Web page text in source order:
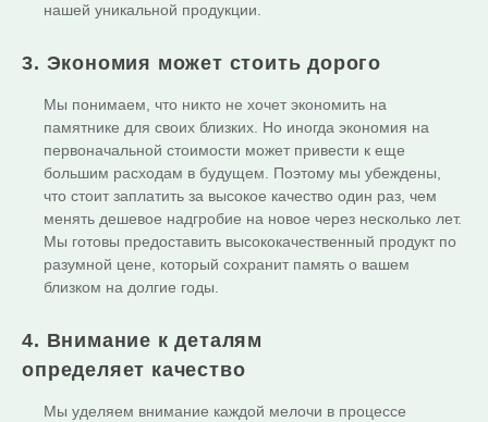
нашей уникальной продукции.
3. Экономия может стоить дорого
Мы понимаем, что никто не хочет экономить на
памятнике для своих близких. Но иногда экономия на
первоначальной стоимости может привести к еще
большим расходам в будущем. Поэтому мы убеждены,
что стоит заплатить за высокое качество один раз, чем
менять дешевое надгробие на новое через несколько лет.
Мы готовы предоставить высококачественный продукт по
разумной цене, который сохранит память о вашем
близком на долгие годы.
4. Внимание к деталям
определяет качество
Мы уделяем внимание каждой мелочи в процессе